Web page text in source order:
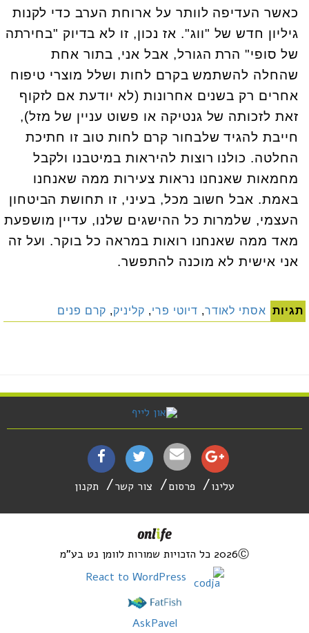
כאשר העדיפה לוותר על ארוחת הערב כדי לקנות
גיליון חדש של "ווג". אז נכון, זו לא בדיוק "בחירתה
של סופי" הרת הגורל, אבל אני, בתור אחת
שהחלה להשתמש בקרם לחות ושלל מוצרי טיפוח
אחרים רק בשנים אחרונות (לא יודעת אם לזקוף
זאת לזכותה של גנטיקה או פשוט עניין של מזל),
חייבת להגיד שלבחור קרם לחות טוב זו חתיכת
החלטה. כולנו רוצות להיראות במיטבנו ולקבל
מחמאות שאנחנו נראות צעירות ממה שאנחנו
באמת. אבל חשוב מכל, בעיני, זו תחושת הביטחון
העצמי, שלמרות כל ההישגים שלנו, עדיין מושפעת
מאד ממה שאנחנו רואות במראה כל בוקר. ועל זה
אני אישית לא מוכנה להתפשר.
תגיות אסתי לאודר, דיוטי פרי, קליניק, קרם פנים
עלינו פרסום צור קשר תקנון
2026Ⓒ כל הזכויות שמורות לוומן נט בע"מ
AskPavel